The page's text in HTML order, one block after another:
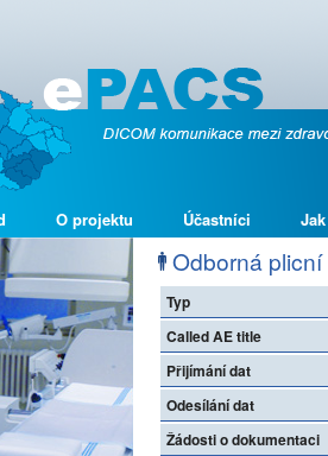
O projektu Účastníci
Odborná
Typ
Called AE title
Přijímání dat
Odesílání dat
Žádosti o dokumentaci